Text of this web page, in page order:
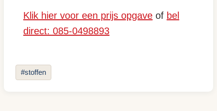
Klik hier voor een prijs opgave of bel
direct: 085-0498893
Bericht
tags:
#stoffen